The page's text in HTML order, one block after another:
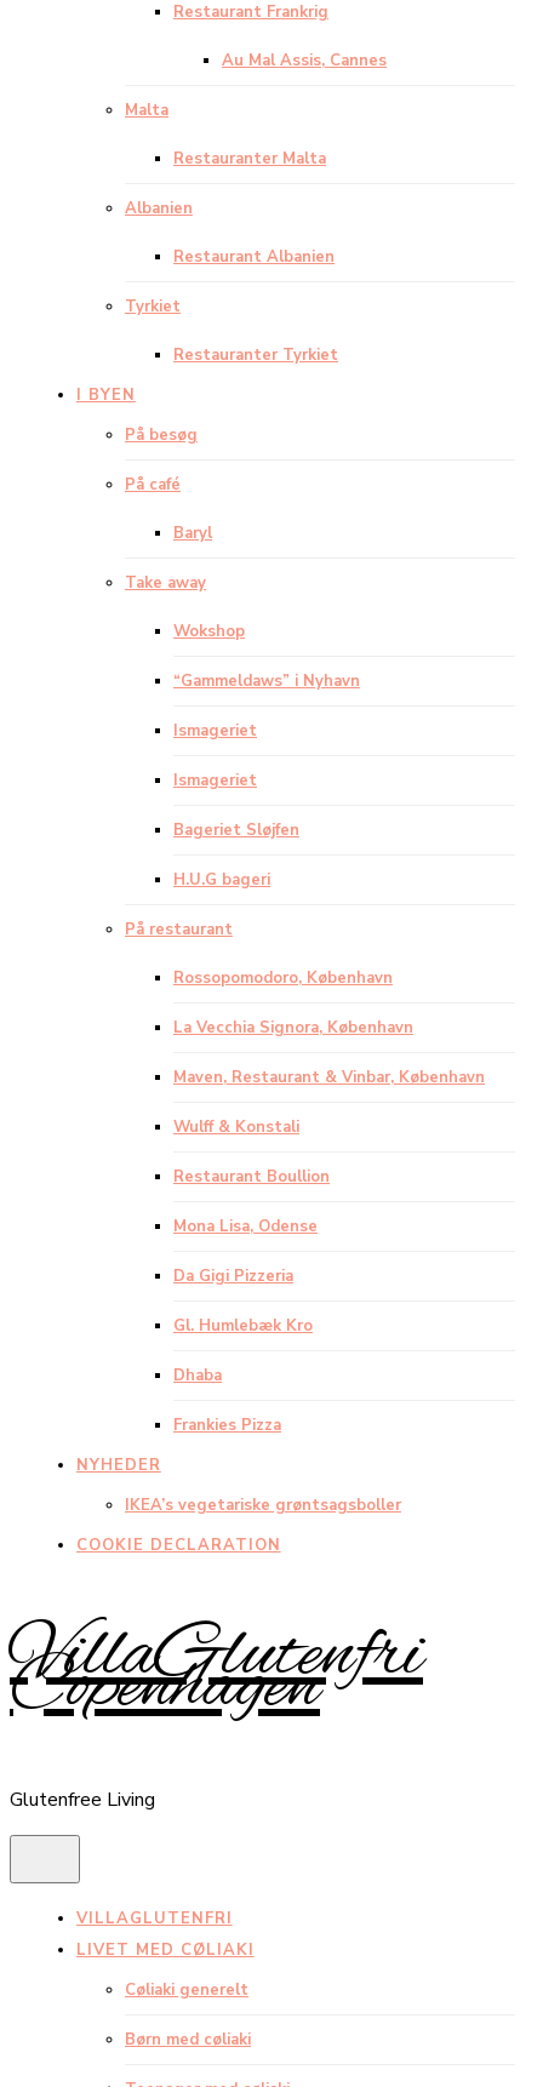
Restaurant Frankrig
Au Mal Assis, Cannes
Malta
Restauranter Malta
Albanien
Restaurant Albanien
Tyrkiet
Restauranter Tyrkiet
I BYEN
På besøg
På café
Baryl
Take away
Wokshop
“Gammeldaws” i Nyhavn
Ismageriet
Ismageriet
Bageriet Sløjfen
H.U.G bageri
På restaurant
Rossopomodoro, København
La Vecchia Signora, København
Maven, Restaurant & Vinbar, København
Wulff & Konstali
Restaurant Boullion
Mona Lisa, Odense
Da Gigi Pizzeria
Gl. Humlebæk Kro
Dhaba
Frankies Pizza
NYHEDER
IKEA’s vegetariske grøntsagsboller
COOKIE DECLARATION
VillaGlutenfri
Copenhagen
Glutenfree Living
VILLAGLUTENFRI
LIVET MED CØLIAKI
Cøliaki generelt
Børn med cøliaki